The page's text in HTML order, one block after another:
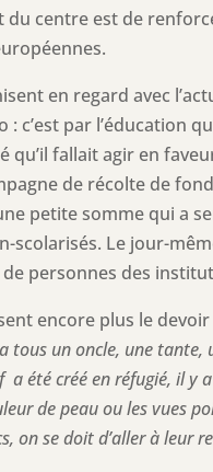
du centre est de
en regard avec
: c’est par l’éducation
qu’il fallait agir en
de récolte de
petite somme qui a
scolarisés. Le jour-
personnes des
encore plus le
tous un oncle, une tante,
été créé en réfugié, il y
de peau ou les vues
on se doit d’aller à leur